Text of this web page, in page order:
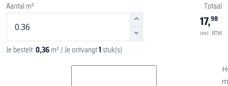
Aantal m²
Je bestelt:0,36m²/ Je ontvangt1stuk(s)
Totaal
17,98
incl. BTW